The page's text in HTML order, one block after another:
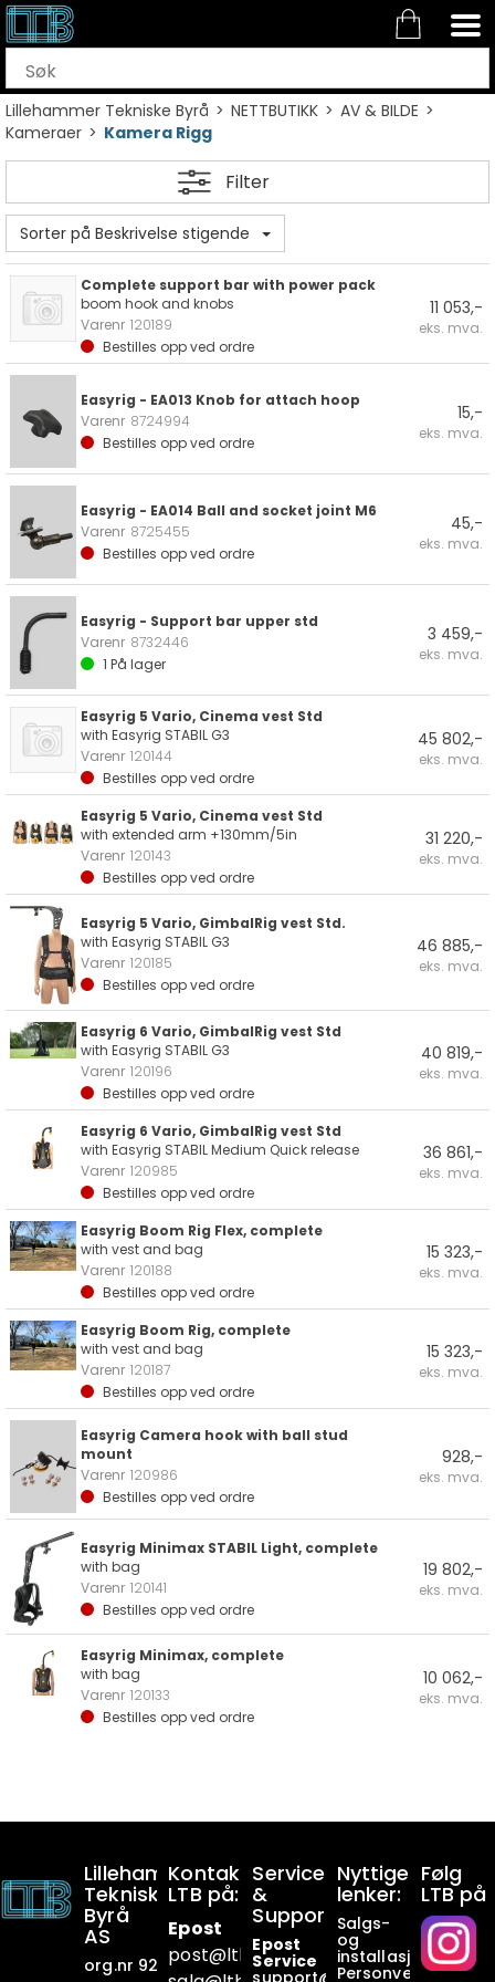
Lillehammer Tekniske Byrå>NETTBUTIKK>AV & BILDE>
Kameraer>Kamera Rigg
Filter
Sorter på Beskrivelse stigende
Complete support bar with power pack
boom hook and knobs
Varenr 120189
Bestilles opp ved ordre
11 053,-
eks. mva.
Easyrig - EA013 Knob for attach hoop
Varenr 8724994
Bestilles opp ved ordre
15,-
eks. mva.
Easyrig - EA014 Ball and socket joint M6
Varenr 8725455
Bestilles opp ved ordre
45,-
eks. mva.
Easyrig - Support bar upper std
Varenr 8732446
1 På lager
3 459,-
eks. mva.
Easyrig 5 Vario, Cinema vest Std
with Easyrig STABIL G3
Varenr 120144
Bestilles opp ved ordre
45 802,-
eks. mva.
Easyrig 5 Vario, Cinema vest Std
with extended arm +130mm/5in
Varenr 120143
Bestilles opp ved ordre
31 220,-
eks. mva.
Easyrig 5 Vario, GimbalRig vest Std.
with Easyrig STABIL G3
Varenr 120185
Bestilles opp ved ordre
46 885,-
eks. mva.
Easyrig 6 Vario, GimbalRig vest Std
with Easyrig STABIL G3
Varenr 120196
Bestilles opp ved ordre
40 819,-
eks. mva.
Easyrig 6 Vario, GimbalRig vest Std
with Easyrig STABIL Medium Quick release
Varenr 120985
Bestilles opp ved ordre
36 861,-
eks. mva.
Easyrig Boom Rig Flex, complete
with vest and bag
Varenr 120188
Bestilles opp ved ordre
15 323,-
eks. mva.
Easyrig Boom Rig, complete
with vest and bag
Varenr 120187
Bestilles opp ved ordre
15 323,-
eks. mva.
Easyrig Camera hook with ball stud
mount
Varenr 120986
Bestilles opp ved ordre
928,-
eks. mva.
Easyrig Minimax STABIL Light, complete
with bag
Varenr 120141
Bestilles opp ved ordre
19 802,-
eks. mva.
Easyrig Minimax, complete
with bag
Varenr 120133
Bestilles opp ved ordre
10 062,-
eks. mva.
Lillehammer
Tekniske
Byrå
AS
org.nr 928649911
Kontakt
LTB på:
Epost
post@ltb .no
Service
&
Support:
Epost
Service
support@ltb.no
Nyttige
lenker:
Salgs-
og
Personvern
Følg
LTB på